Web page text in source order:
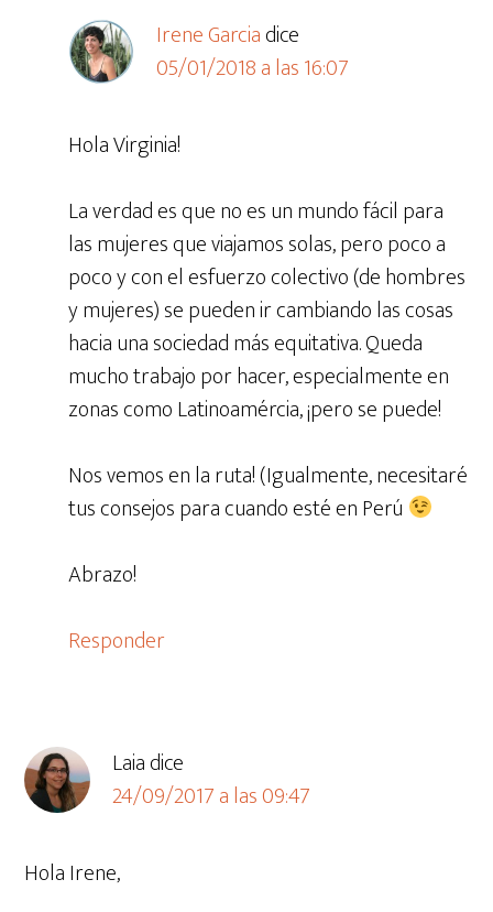
Irene Garciadice
05/01/2018 a las 16:07
Hola Virginia!
La verdad es que no es un mundo fácil para
las mujeres que viajamos solas, pero poco a
poco y con el esfuerzo colectivo (de hombres
y mujeres) se pueden ir cambiando las cosas
hacia una sociedad más equitativa. Queda
mucho trabajo por hacer, especialmente en
zonas como Latinoamércia, ¡pero se puede!
Nos vemos en la ruta! (Igualmente, necesitaré
tus consejos para cuando esté en Perú
Abrazo!
Responder
Laiadice
24/09/2017 a las 09:47
Hola Irene,